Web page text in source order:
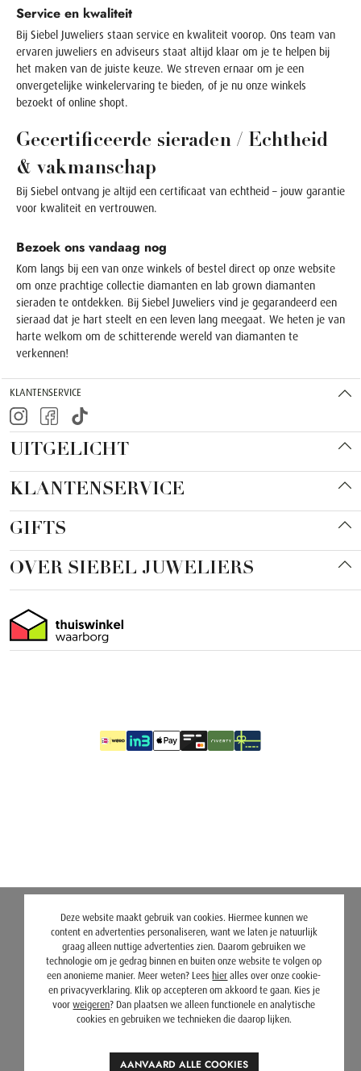
Service en kwaliteit
Bij Siebel Juweliers staan service en kwaliteit voorop. Ons team van
ervaren juweliers en adviseurs staat altijd klaar om je te helpen bij
het maken van de juiste keuze. We streven ernaar om je een
onvergetelijke winkelervaring te bieden, of je nu onze winkels
bezoekt of online shopt.
Gecertificeerde sieraden / Echtheid
& vakmanschap
Bij Siebel ontvang je altijd een certificaat van echtheid – jouw garantie
voor kwaliteit en vertrouwen.
Bezoek ons vandaag nog
Kom langs bij een van onze winkels of bestel direct op onze website
om onze prachtige collectie diamanten en lab grown diamanten
sieraden te ontdekken. Bij Siebel Juweliers vind je gegarandeerd een
sieraad dat je hart steelt en een leven lang meegaat. We heten je van
harte welkom om de schitterende wereld van diamanten te
verkennen!
KLANTENSERVICE
UITGELICHT
KLANTENSERVICE
GIFTS
OVER SIEBEL JUWELIERS
Deze website maakt gebruik van cookies. Hiermee kunnen we
content en advertenties personaliseren, want we laten je natuurlijk
graag alleen nuttige advertenties zien. Daarom gebruiken we
technologie om je gedrag binnen en buiten onze website te volgen op
een anonieme manier. Meer weten? Lees hier alles over onze cookie-
en privacyverklaring. Klik op accepteren om akkoord te gaan. Kies je
voorweigeren? Dan plaatsen we alleen functionele en analytische
cookies en gebruiken we technieken die daarop lijken.
AANVAARD ALLE COOKIES